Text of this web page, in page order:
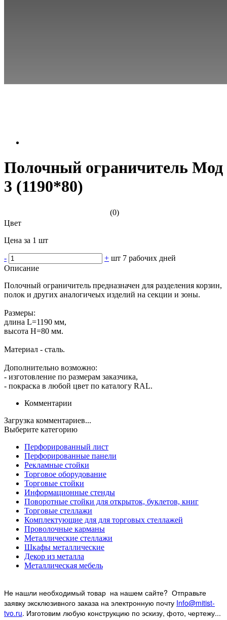
Полочный ограничитель Мод
3 (1190*80)
(0)
Цвет
Цена за 1 шт
- + шт 7 рабочих дней
Описание
Полочный ограничитель предназначен для разделения корзин,
полок и других аналогичеых изделий на секции и зоны.
Размеры:
длина L=1190 мм,
высота Н=80 мм.
Материал - сталь.
Дополнительно возможно:
- изготовление по размерам заказчика,
- покраска в любой цвет по каталогу RAL.
Комментарии
Загрузка комментариев...
Выберите категорию
Перфорированный лист
Перфорированные панели
Рекламные стойки
Торговое оборудование
Торговые стойки
Информационные стенды
Поворотные стойки для открыток, буклетов, книг
Торговые стеллажи
Комплектующие для для торговых стеллажей
Проволочные карманы
Металлические стеллажи
Шкафы металлические
Декор из металла
Металлическая мебель
Не нашли необходимый товар на нашем сайте? Отправьте
заявку эксклюзивного заказа на электронную почту Info@mitist-
tvo.ru. Изготовим любую конструкцию по эскизу, фото, чертежу...